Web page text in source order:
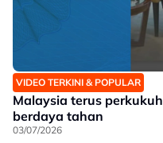
VIDEO TERKINI & POPULAR
Malaysia terus
berdaya tahan
03/07/2026